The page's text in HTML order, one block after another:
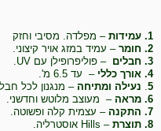
1. עמידות
– מפלדה. מסיבי וחזק
2. חומר
– עמיד במזג אויר קיצוני.
3. חבלים
– פוליפרופילן עם UV.
4. אורך כללי
– עד 6.5 מ'.
5
. נעילה ומתיחה – מנגנון לכל חבל
6. מראה
– מעוצב מלוטש וחדשני.
7. התקנה
– עצמית קלה ופשוטה.
8. תוצרת
– Hills אוסטרליה.